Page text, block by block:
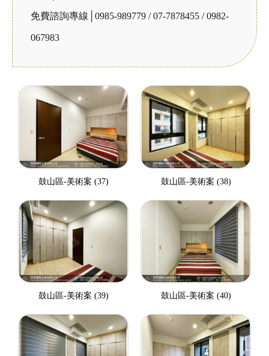
免費諮詢專線│0985-989779 / 07-7878455 / 0982-
067983
鼓山區-美術案 (37) 鼓山區-美術案 (38)
鼓山區-美術案 (39) 鼓山區-美術案 (40)